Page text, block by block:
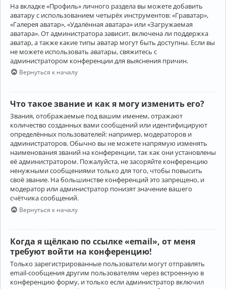
На вкладке «Профиль» личного раздела вы можете добавить
аватару с использованием четырёх инструментов: «Граватар»,
«Галерея аватар», «Удалённая аватара» или «Загружаемая
аватара». От администратора зависит, включена ли поддержка
аватар, а также какие типы аватар могут быть доступны. Если вы
не можете использовать аватары, свяжитесь с
администратором конференции для выяснения причин.
Вернуться к началу
Что такое звание и как я могу изменить его?
Звания, отображаемые под вашим именем, отражают
количество созданных вами сообщений или идентифицируют
определённых пользователей: например, модераторов и
администраторов. Обычно вы не можете напрямую изменять
наименования званий на конференции, так как они установлены
её администратором. Пожалуйста, не засоряйте конференцию
ненужными сообщениями только для того, чтобы повысить
своё звание. На большинстве конференций это запрещено, и
модератор или администратор понизят значение вашего
счётчика сообщений.
Вернуться к началу
Когда я щёлкаю по ссылке «email», от меня
требуют войти на конференцию!
Только зарегистрированные пользователи могут отправлять
email-сообщения другим пользователям через встроенную в
конференцию форму, и только если администратор включил